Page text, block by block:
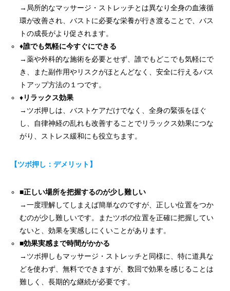
→局所的なマッサージ・ストレッチとは異なり全身の血液循
環が改善され、バストに必要な栄養が行き渡ることで、バス
トの成長がより促されます。
♦誰でも気軽に今すぐにできる
→薬や外科的な施術を必要とせず、誰でもどこでも気軽にで
き、また副作用やリスクがほとんどなく、安全に行えるバス
トアップ方法の１つです。
♦リラックス効果
→ツボ押しは、バストケアだけでなく、全身の緊張をほぐ
し、自律神経の乱れも改善することでリラックス効果につな
がり、ストレス緩和にも役立ちます。
【ツボ押し：デメリット】
■正しい場所を把握するのが少し難しい
→一度理解してしまえば簡単なのですが、正しい位置をつか
むのが少し難しいです。またツボの位置を正確に把握してい
ないと、効果を実感しにくいことがあります。
■効果実感まで時間がかかる
→ツボ押しもマッサージ・ストレッチと同様に、特に道具な
どを使わず、無料でできますが、数回で効果を感じることは
難しく、長期的な継続が必要です。